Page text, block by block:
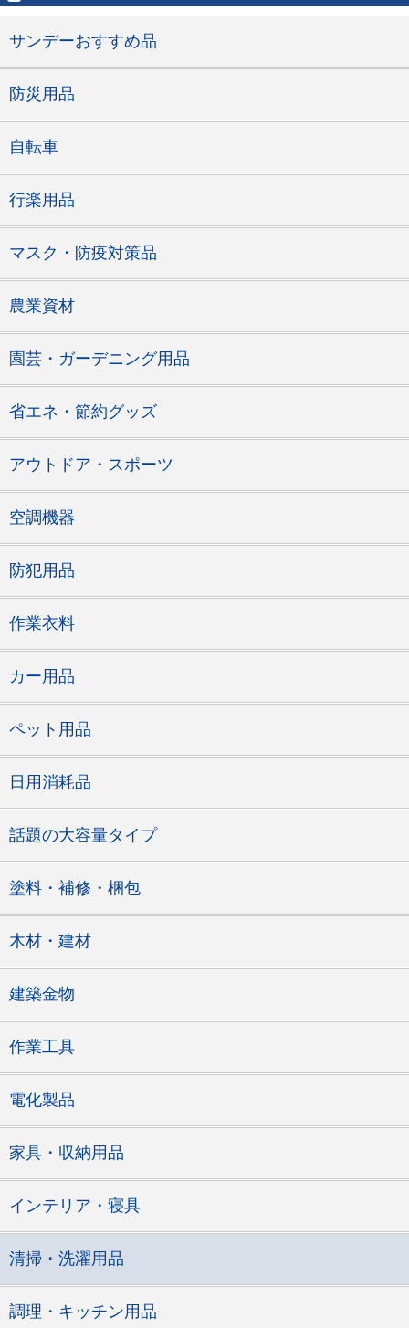
サンデーおすすめ品
防災用品
自転車
行楽用品
マスク・防疫対策品
農業資材
園芸・ガーデニング用品
省エネ・節約グッズ
アウトドア・スポーツ
空調機器
防犯用品
作業衣料
カー用品
ペット用品
日用消耗品
話題の大容量タイプ
塗料・補修・梱包
木材・建材
建築金物
作業工具
電化製品
家具・収納用品
インテリア・寝具
清掃・洗濯用品
調理・キッチン用品